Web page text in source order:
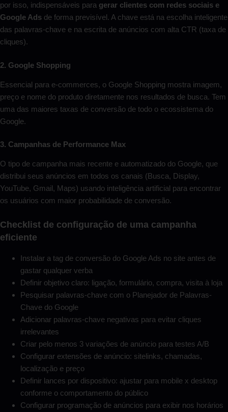
por isso, indispensáveis para gerar clientes com redes sociais e
Google Ads de forma previsível. A chave está na escolha inteligente
das palavras-chave e na escrita de anúncios com alta CTR (taxa de
cliques).
2. Google Shopping
Essencial para e-commerces, o Google Shopping mostra imagem,
preço e nome do produto diretamente nos resultados de busca. Tem
uma das maiores taxas de conversão de todo o ecossistema do
Google.
3. Campanhas de Performance Max
O tipo de campanha mais recente e automatizado do Google, que
distribui seus anúncios em todos os canais (Busca, Display,
YouTube, Gmail, Maps) usando inteligência artificial para encontrar
os usuários com maior probabilidade de conversão.
Checklist de configuração de uma campanha
eficiente
Instalar a tag de conversão do Google Ads no site antes de
gastar qualquer verba
Definir objetivo claro: ligação, formulário, compra, visita à loja
Pesquisar palavras-chave com o Planejador de Palavras-
Chave do Google
Adicionar palavras-chave negativas para evitar cliques
irrelevantes
Criar pelo menos 3 variações de anúncio para testes A/B
Configurar extensões de anúncio: sitelinks, chamadas,
localização e preço
Definir lances por dispositivo: ajustar para mobile x desktop
conforme o comportamento do público
Configurar programação de anúncios para exibir nos horários